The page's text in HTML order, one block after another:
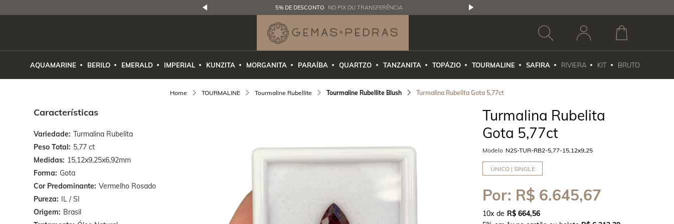
5% DE DESCONTO NO PIX OU TRANSFERÊNCIA
AQUAMARINE BERILO EMERALD IMPERIAL KUNZITA MORGANITA PARAÍBA QUARTZO TANZANITA TOPÁZIO TOURMALINE SAFIRA RIVIERA KIT BRUTO
TOURMALINE Tourmaline Rubellite Tourmaline Rubellite Blush Turmalina Rubelita Gota 5,77ct
Características
Variedade Turmalina Rubelita
Peso Total 5,77 ct
Medidas 15,12x9,25x6,92mm
Forma Gota
Cor Predominante Vermelho Rosado
Pureza IL / SI
Origem Brasil
Turmalina Rubelita
Gota 5,77ct
Modelo N2S-TUR-RB2-5,77-15,12x9,25
ÚNICO | SINGLE
Por: R$ 6.645,67
10x
R$ 664,56